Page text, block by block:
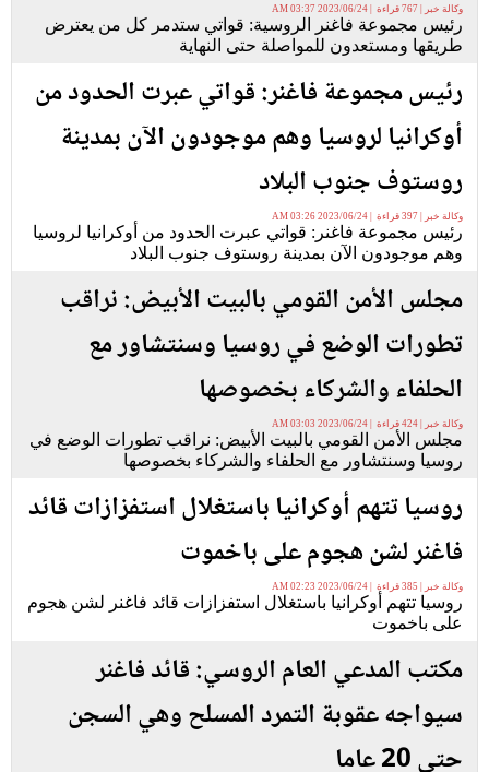
وكالة خبر | 767 قراءة | 2023/06/24 03:37 AM
رئيس مجموعة فاغنر الروسية: قواتي ستدمر كل من يعترض
طريقها ومستعدون للمواصلة حتى النهاية
رئيس مجموعة فاغنر: قواتي عبرت الحدود من
أوكرانيا لروسيا وهم موجودون الآن بمدينة
روستوف جنوب البلاد
وكالة خبر | 397 قراءة | 2023/06/24 03:26 AM
رئيس مجموعة فاغنر: قواتي عبرت الحدود من أوكرانيا لروسيا
وهم موجودون الآن بمدينة روستوف جنوب البلاد
مجلس الأمن القومي بالبيت الأبيض: نراقب
تطورات الوضع في روسيا وسنتشاور مع
الحلفاء والشركاء بخصوصها
وكالة خبر | 424 قراءة | 2023/06/24 03:03 AM
مجلس الأمن القومي بالبيت الأبيض: نراقب تطورات الوضع في
روسيا وسنتشاور مع الحلفاء والشركاء بخصوصها
روسيا تتهم أوكرانيا باستغلال استفزازات قائد
فاغنر لشن هجوم على باخموت
وكالة خبر | 385 قراءة | 2023/06/24 02:23 AM
روسيا تتهم أوكرانيا باستغلال استفزازات قائد فاغنر لشن هجوم
على باخموت
مكتب المدعي العام الروسي: قائد فاغنر
سيواجه عقوبة التمرد المسلح وهي السجن
حتى 20 عاما